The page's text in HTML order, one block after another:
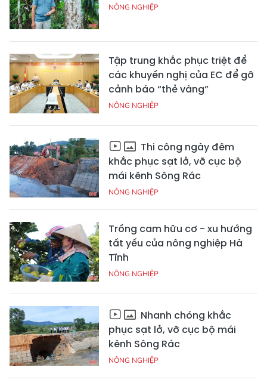
NÔNG NGHIỆP
Tập trung khắc phục triệt để
các khuyến nghị của EC để gỡ
cảnh báo “thẻ vàng”
NÔNG NGHIỆP
Thi công ngày đêm
khắc phục sạt lở, vỡ cục bộ
mái kênh Sông Rác
NÔNG NGHIỆP
Trồng cam hữu cơ - xu hướng
tất yếu của nông nghiệp Hà
Tĩnh
NÔNG NGHIỆP
Nhanh chóng khắc
phục sạt lở, vỡ cục bộ mái
kênh Sông Rác
NÔNG NGHIỆP